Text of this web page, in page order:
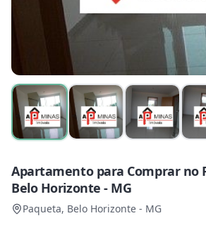
Apartamento para Comprar no
Belo Horizonte - MG
Paqueta, Belo Horizonte - MG